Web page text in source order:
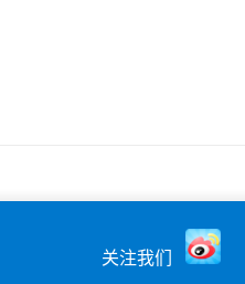
关注我们